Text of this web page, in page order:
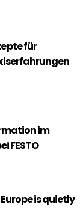
für
im
FESTO
is quietly